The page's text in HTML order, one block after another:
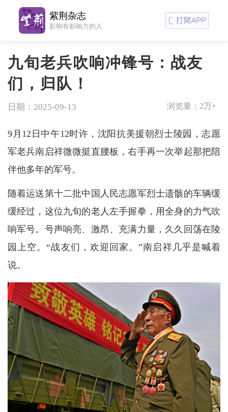
九旬老兵吹响冲锋号：战友
们，归队！
日期：2025-09-13 浏览量： 2万+
9月12日中午12时许，沈阳抗美援朝烈士陵园，志愿
军老兵南启祥微微挺直腰板，右手再一次举起那把陪
伴他多年的军号。
随着运送第十二批中国人民志愿军烈士遗骸的车辆缓
缓经过，这位九旬的老人左手握拳，用全身的力气吹
响军号。号声响亮、激昂、充满力量，久久回荡在陵
园上空。“战友们，欢迎回家。”南启祥几乎是喊着
说。
紫荆杂志
影响有影响力的人